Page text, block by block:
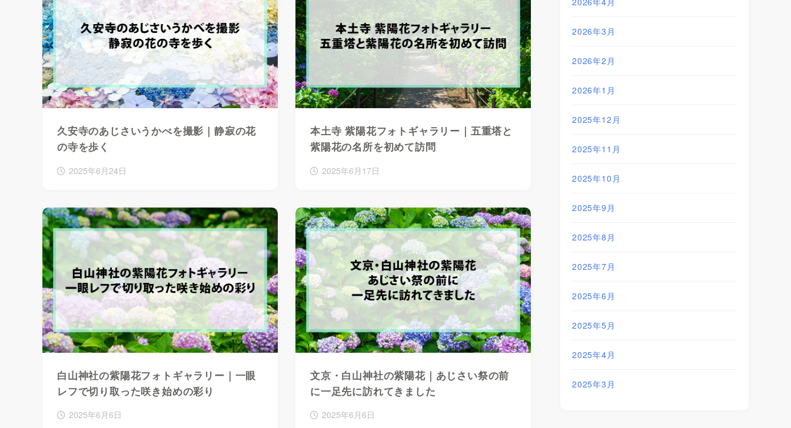
久安寺のあじさいうかべを撮影｜静寂の花
の寺を歩く
2025年6月24日
本土寺 紫陽花フォトギャラリー｜五重塔と
紫陽花の名所を初めて訪問
2025年6月17日
白山神社の紫陽花フォトギャラリー｜一眼
レフで切り取った咲き始めの彩り
2025年6月6日
文京・白山神社の紫陽花｜あじさい祭の前
に一足先に訪れてきました
2025年6月6日
2026年3月
2026年2月
2026年1月
2025年12月
2025年11月
2025年10月
2025年9月
2025年8月
2025年7月
2025年6月
2025年5月
2025年4月
2025年3月